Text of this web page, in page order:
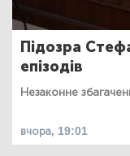
Підозра
епізодів
Незаконне
вчора, 19:01